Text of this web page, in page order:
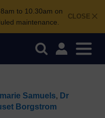
CLOSE
to 10.30am on
maintenance.
Samuels, Dr
Borgstrom